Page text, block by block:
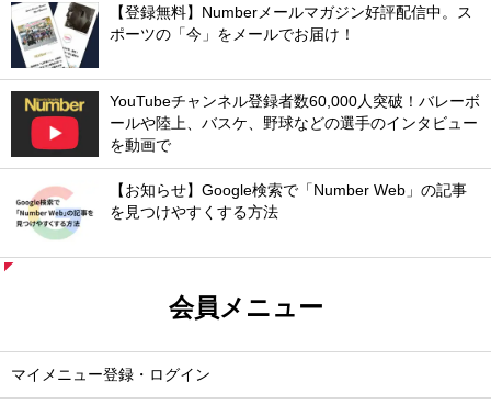
【登録無料】Numberメールマガジン好評配信中。ス
ポーツの「今」をメールでお届け！
YouTubeチャンネル登録者数60,000人突破！バレーボ
ールや陸上、バスケ、野球などの選手のインタビュー
を動画で
【お知らせ】Google検索で「Number Web」の記事
を見つけやすくする方法
会員メニュー
マイメニュー登録・ログイン